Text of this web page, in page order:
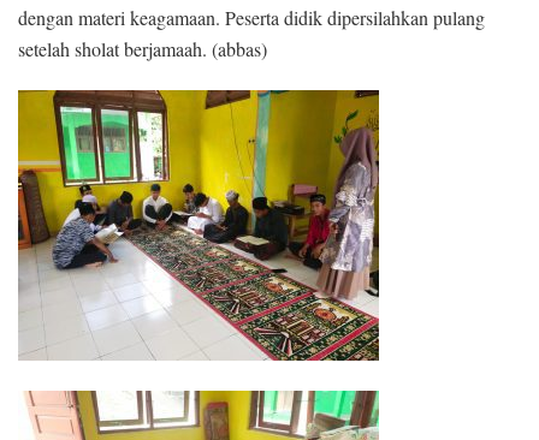
dengan materi keagamaan. Peserta didik dipersilahkan pulang
setelah sholat berjamaah. (abbas)